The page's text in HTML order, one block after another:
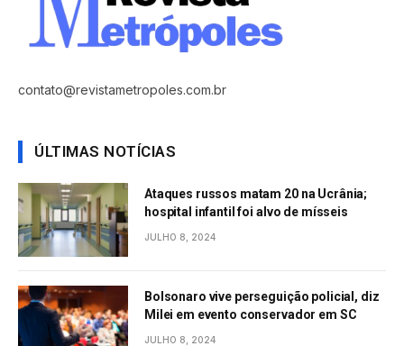
contato@revistametropoles.com.br
ÚLTIMAS NOTÍCIAS
Ataques russos matam 20 na Ucrânia;
hospital infantil foi alvo de mísseis
JULHO 8, 2024
Bolsonaro vive perseguição policial, diz
Milei em evento conservador em SC
JULHO 8, 2024